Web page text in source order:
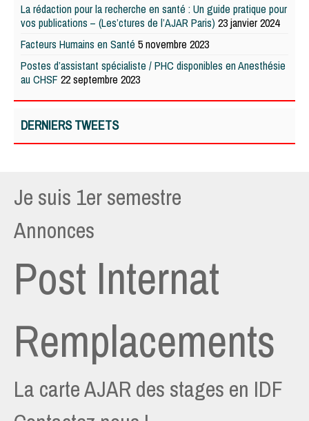
La rédaction pour la recherche en santé : Un guide pratique pour
vos publications – (Les’ctures de l’AJAR Paris) 23 janvier 2024
Facteurs Humains en Santé 5 novembre 2023
Postes d’assistant spécialiste / PHC disponibles en Anesthésie
au CHSF 22 septembre 2023
DERNIERS TWEETS
Je suis 1er semestre
Annonces
Post Internat
Remplacements
La carte AJAR des stages en IDF